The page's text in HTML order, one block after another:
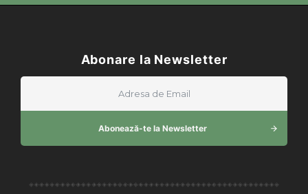
Abonare la Newsletter
Abonează-te la Newsletter